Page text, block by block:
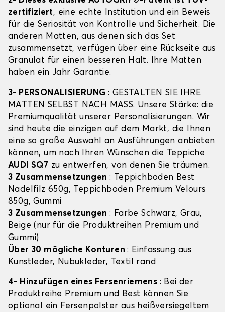
zertifiziert, eine echte Institution und ein Beweis
für die Seriosität von Kontrolle und Sicherheit. Die
anderen Matten, aus denen sich das Set
zusammensetzt, verfügen über eine Rückseite aus
Granulat für einen besseren Halt. Ihre Matten
haben ein Jahr Garantie.
3- PERSONALISIERUNG : GESTALTEN SIE IHRE
MATTEN SELBST NACH MASS. Unsere Stärke: die
Premiumqualität unserer Personalisierungen. Wir
sind heute die einzigen auf dem Markt, die Ihnen
eine so große Auswahl an Ausführungen anbieten
können, um nach Ihren Wünschen die Teppiche
AUDI SQ7 zu entwerfen, von denen Sie träumen.
3 Zusammensetzungen : Teppichboden Best
Nadelfilz 650g, Teppichboden Premium Velours
850g, Gummi
3 Zusammensetzungen : Farbe Schwarz, Grau,
Beige (nur für die Produktreihen Premium und
Gummi)
Über 30 mögliche Konturen: Einfassung aus
Kunstleder, Nubukleder, Textil rand
4- Hinzufügen eines Fersenriemens : Bei der
Produktreihe Premium und Best können Sie
optional ein Fersenpolster aus heißversiegeltem